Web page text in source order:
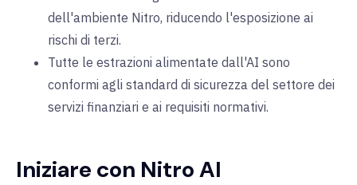
dell'ambiente Nitro, riducendo l'esposizione ai
rischi di terzi.
Tutte le estrazioni alimentate dall'AI sono
conformi agli standard di sicurezza del settore dei
servizi finanziari e ai requisiti normativi.
Iniziare con Nitro AI